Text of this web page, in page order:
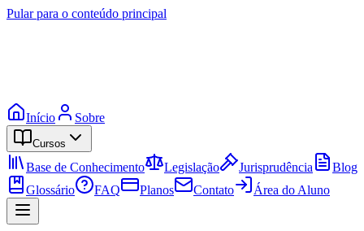
Pular para o conteúdo principal
Início Sobre
Cursos
Base de Conhecimento Legislação Jurisprudência
Blog
Glossário
FAQ Planos Contato Área do Aluno